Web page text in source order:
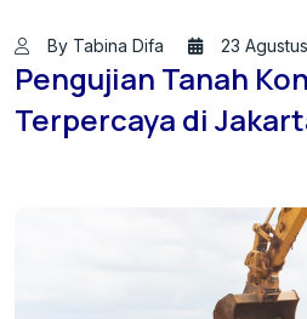
By Tabina Difa 23
Pengujian Tanah
Terpercaya di